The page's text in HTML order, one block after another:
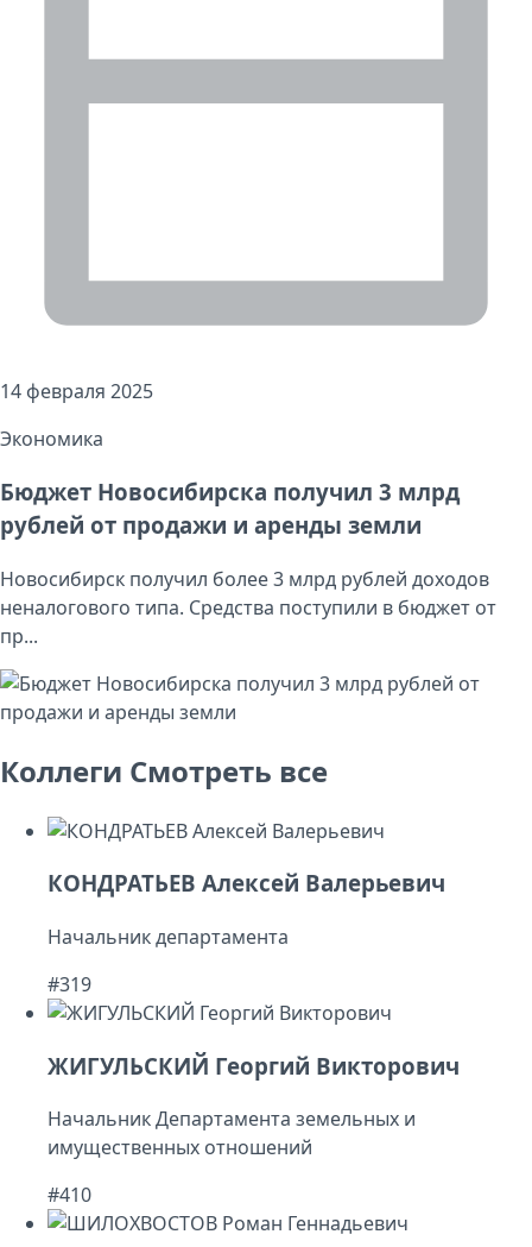
14 февраля 2025
Экономика
Бюджет Новосибирска получил 3 млрд
рублей от продажи и аренды земли
Новосибирск получил более 3 млрд рублей доходов
неналогового типа. Средства поступили в бюджет от
пр...
Коллеги Смотреть все
КОНДРАТЬЕВ Алексей Валерьевич
Начальник департамента
#319
ЖИГУЛЬСКИЙ Георгий Викторович
Начальник Департамента земельных и
имущественных отношений
#410